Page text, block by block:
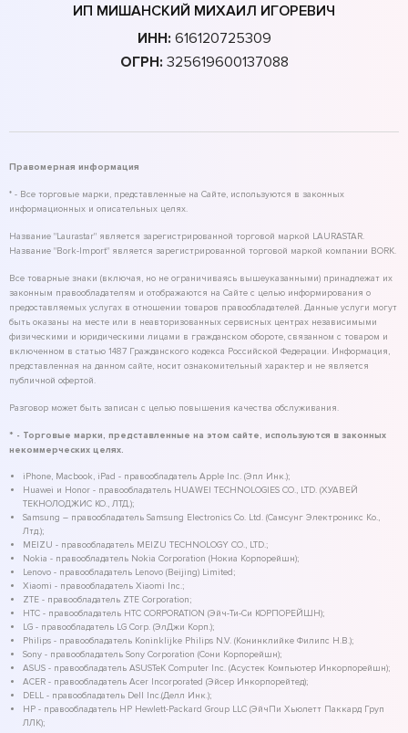
ИП МИШАНСКИЙ МИХАИЛ ИГОРЕВИЧ
ИНН: 616120725309
ОГРН: 325619600137088
Правомерная информация
* - Все торговые марки, представленные на Сайте, используются в законных
информационных и описательных целях.
Название "Laurastar" является зарегистрированной торговой маркой LAURASTAR.
Название "Bork-Import" является зарегистрированной торговой маркой компании BORK.
Все товарные знаки (включая, но не ограничиваясь вышеуказанными) принадлежат их
законным правообладателям и отображаются на Сайте с целью информирования о
предоставляемых услугах в отношении товаров правообладателей. Данные услуги могут
быть оказаны на месте или в неавторизованных сервисных центрах независимыми
физическими и юридическими лицами в гражданском обороте, связанном с товаром и
включенном в статью 1487 Гражданского кодекса Российской Федерации. Информация,
представленная на данном сайте, носит ознакомительный характер и не является
публичной офертой.
Разговор может быть записан с целью повышения качества обслуживания.
* - Торговые марки, представленные на этом сайте, используются в законных
некоммерческих целях.
iPhone, Macbook, iPad - правообладатель Apple Inc. (Эпл Инк.);
Huawei и Honor - правообладатель HUAWEI TECHNOLOGIES CO., LTD. (ХУАВЕЙ
ТЕКНОЛОДЖИС КО., ЛТД.);
Samsung – правообладатель Samsung Electronics Co. Ltd. (Самсунг Электроникс Ко.,
Лтд.);
MEIZU - правообладатель MEIZU TECHNOLOGY CO., LTD.;
Nokia - правообладатель Nokia Corporation (Нокиа Корпорейшн);
Lenovo - правообладатель Lenovo (Beijing) Limited;
Xiaomi - правообладатель Xiaomi Inc.;
ZTE - правообладатель ZTE Corporation;
HTC - правообладатель HTC CORPORATION (Эйч-Ти-Си КОРПОРЕЙШН);
LG - правообладатель LG Corp. (ЭлДжи Корп.);
Philips - правообладатель Koninklijke Philips N.V. (Конинклийке Филипс Н.В.);
Sony - правообладатель Sony Corporation (Сони Корпорейшн);
ASUS - правообладатель ASUSTeK Computer Inc. (Асустек Компьютер Инкорпорейшн);
ACER - правообладатель Acer Incorporated (Эйсер Инкорпорейтед);
DELL - правообладатель Dell Inc.(Делл Инк.);
HP - правообладатель HP Hewlett-Packard Group LLC (ЭйчПи Хьюлетт Паккард Груп
ЛЛК);